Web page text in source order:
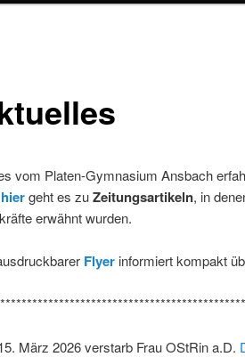
vom Platen-Gymnasium Ansbach
hiergeht es zuZeitungsartikeln, in
erwähnt wurden.
Flyer informiert kompakt
März 2026 verstarb Frau OStRin a.D.